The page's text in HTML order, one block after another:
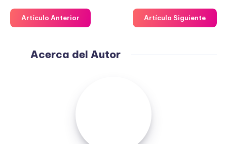
Artículo Anterior Artículo Siguiente
Acerca del Autor